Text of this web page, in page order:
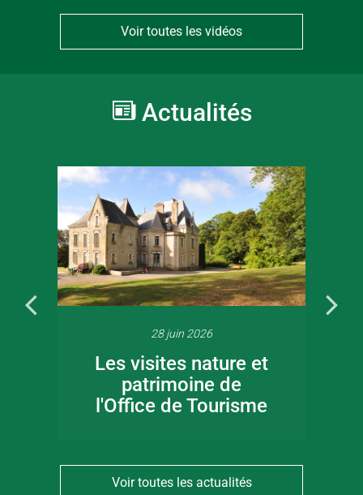
Voir toutes les vidéos
Actualités
28 juin 2026
Les visites nature et
patrimoine de
l'Office de Tourisme
Voir toutes les actualités